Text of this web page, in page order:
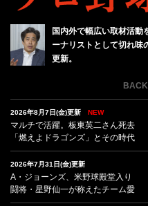
国内外で幅広い取材活動
ーナリストとして切れ味
更新。
2026年8月7日(金)更新 NEW
マルチで活躍。板東英二さん死去
「燃えよドラゴンズ」とその時代
2026年7月31日(金)更新
A・ジョーンズ、米野球殿堂入り
闘将・星野仙一が称えたチーム愛